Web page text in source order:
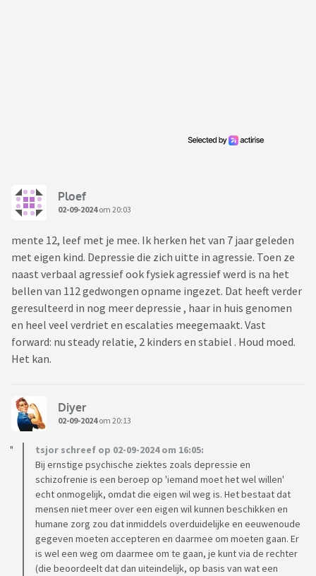
Ploef
02-09-2024om 20:03
mente 12, leef met je mee. Ik herken het van 7 jaar geleden
met eigen kind. Depressie die zich uitte in agressie. Toen ze
naast verbaal agressief ook fysiek agressief werd is na het
bellen van 112 gedwongen opname ingezet. Dat heeft verder
geresulteerd in nog meer depressie , haar in huis genomen
en heel veel verdriet en escalaties meegemaakt. Vast
forward: nu steady relatie, 2 kinders en stabiel . Houd moed.
Het kan.
Diyer
02-09-2024om 20:13
tsjor schreef op 02-09-2024 om 16:05:
Bij ernstige psychische ziektes zoals depressie en
schizofrenie is een beroep op 'iemand moet het wel willen'
echt onmogelijk, omdat die eigen wil weg is. Het bestaat dat
mensen niet meer over een eigen wil kunnen beschikken en
humane zorg zou dat inmiddels overduidelijke en eeuwenoude
gegeven moeten accepteren en daarmee om moeten gaan. Er
is wel een weg om daarmee om te gaan, je kunt via de rechter
(die beoordeelt dat dan uiteindelijk, op basis van wat een